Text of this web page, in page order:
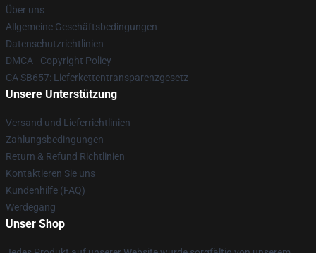
Über uns
Allgemeine Geschäftsbedingungen
Datenschutzrichtlinien
DMCA - Copyright Policy
CA SB657: Lieferkettentransparenzgesetz
Unsere Unterstützung
Versand und Lieferrichtlinien
Zahlungsbedingungen
Return & Refund Richtlinien
Kontaktieren Sie uns
Kundenhilfe (FAQ)
Werdegang
Unser Shop